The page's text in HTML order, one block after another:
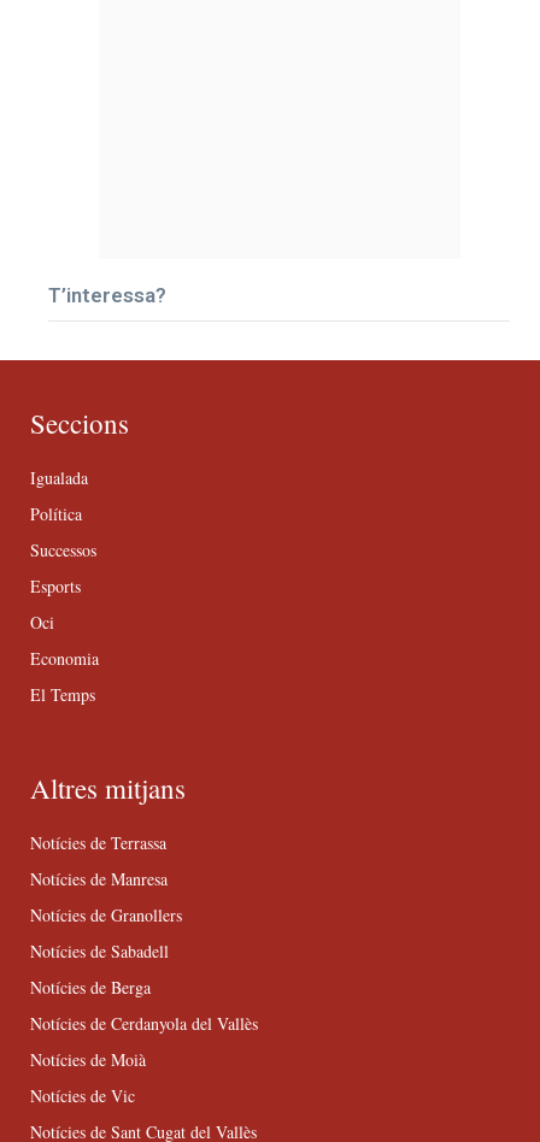
T’interessa?
Seccions
Igualada
Política
Successos
Esports
Oci
Economia
El Temps
Altres mitjans
Notícies de Terrassa
Notícies de Manresa
Notícies de Granollers
Notícies de Sabadell
Notícies de Berga
Notícies de Cerdanyola del Vallès
Notícies de Moià
Notícies de Vic
Notícies de Sant Cugat del Vallès